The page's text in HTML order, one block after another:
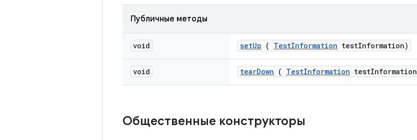
Публичные методы
void setUp ( TestInformation testInformation)
void tearDown ( TestInformation testInformation
Общественные конструкторы